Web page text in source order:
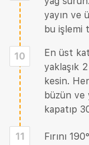
yayın ve
bu işlemi
10
En üst
yaklaşık
kesin.
büzün ve
kapatıp
11 Fırını